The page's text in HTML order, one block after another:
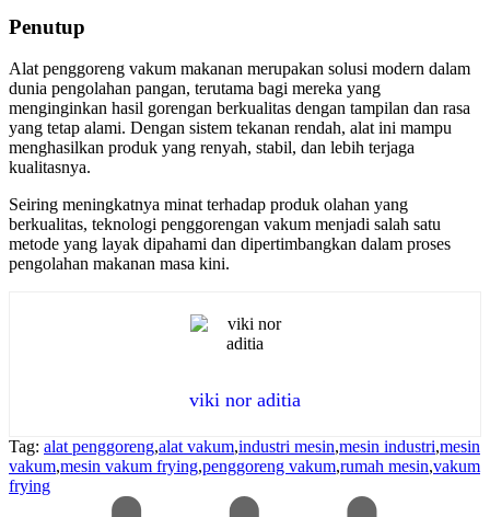
Penutup
Alat penggoreng vakum makanan merupakan solusi modern dalam
dunia pengolahan pangan, terutama bagi mereka yang
menginginkan hasil gorengan berkualitas dengan tampilan dan rasa
yang tetap alami. Dengan sistem tekanan rendah, alat ini mampu
menghasilkan produk yang renyah, stabil, dan lebih terjaga
kualitasnya.
Seiring meningkatnya minat terhadap produk olahan yang
berkualitas, teknologi penggorengan vakum menjadi salah satu
metode yang layak dipahami dan dipertimbangkan dalam proses
pengolahan makanan masa kini.
viki nor aditia
Tag: alat penggoreng,alat vakum,industri mesin,mesin industri,mesin
vakum,mesin vakum frying,penggoreng vakum,rumah mesin,vakum
frying